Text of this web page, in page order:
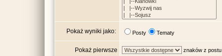
Pokaż wyniki jako: Posty Tematy
Pokaż pierwsze znaków z postu